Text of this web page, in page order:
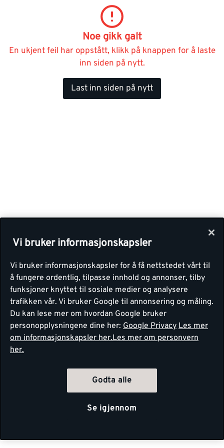
Noe gikk galt
En ukjent feil har oppstått, klikk på knappen for å laste
inn siden på nytt.
Last inn siden på nytt
Vi bruker informasjonskapsler
Vi bruker informasjonskapsler for å få nettstedet vårt til
å fungere ordentlig, tilpasse innhold og annonser, tilby
funksjoner knyttet til sosiale medier og analysere
trafikken vår. Vi bruker Google til annonsering og måling.
Du kan lese mer om hvordan Google bruker
personopplysningene dine her: Google Privacy Les mer
om informasjonskapsler her.Les mer om personvern
her.
Godta alle
Se igjennom